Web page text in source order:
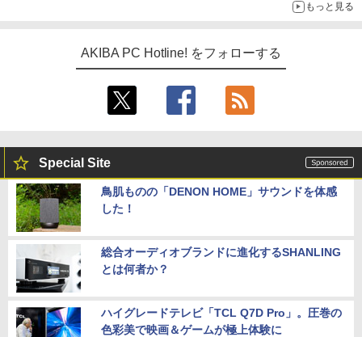
もっと見る
AKIBA PC Hotline! をフォローする
Special Site
鳥肌ものの「DENON HOME」サウンドを体感
した！
総合オーディオブランドに進化するSHANLING
とは何者か？
ハイグレードテレビ「TCL Q7D Pro」。圧巻の
色彩美で映画＆ゲームが極上体験に